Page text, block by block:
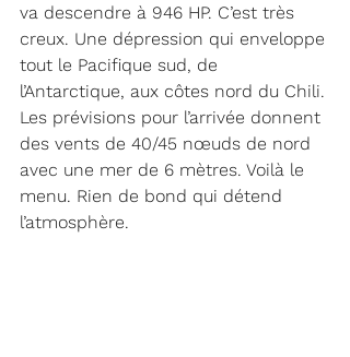
va descendre à 946 HP. C’est très
creux. Une dépression qui enveloppe
tout le Pacifique sud, de
l’Antarctique, aux côtes nord du Chili.
Les prévisions pour l’arrivée donnent
des vents de 40/45 nœuds de nord
avec une mer de 6 mètres. Voilà le
menu. Rien de bond qui détend
l’atmosphère.